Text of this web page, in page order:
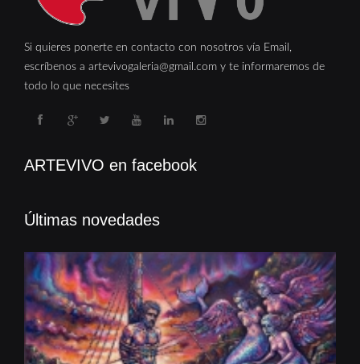
Si quieres ponerte en contacto con nosotros vía Email,
escríbenos a artevivogaleria@gmail.com y te informaremos de
todo lo que necesites
ARTEVIVO en facebook
Últimas novedades